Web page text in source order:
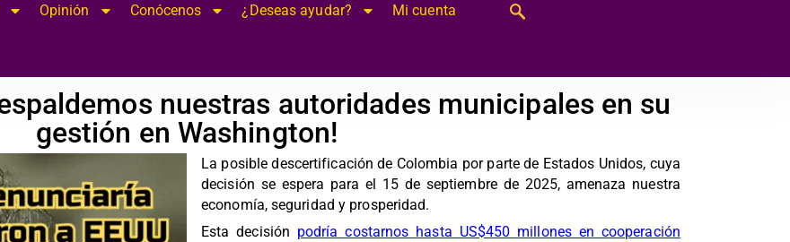
Opinión Conócenos ¿Deseas ayudar? Mi cuenta
nuestras autoridades municipales en su
gestión en Washington!
La posible descertificación de Colombia por parte de Estados Unidos, cuya
decisión se espera para el 15 de septiembre de 2025, amenaza nuestra
economía, seguridad y prosperidad.
Esta decisión podría costarnos hasta US$450 millones en cooperación